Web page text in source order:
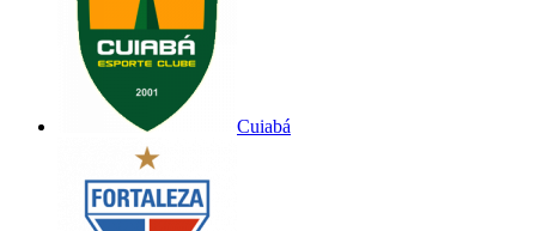
Cuiabá